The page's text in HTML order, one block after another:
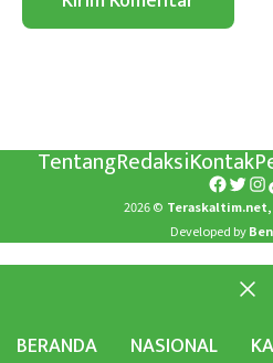
TentangRedaksiKontak
2026 © Teraskaltim.net,
Developed by
BERANDA
NASIONAL